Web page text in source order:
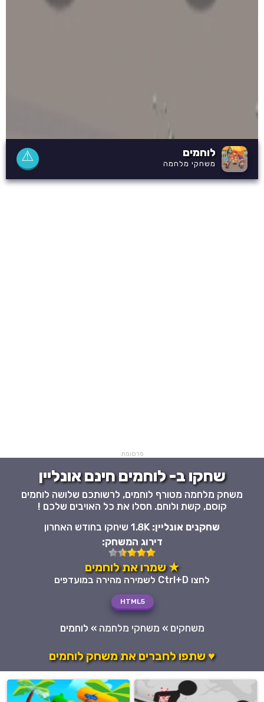
לוחמים
משחקי מלחמה ⚠
פרסומת
שחקו ב- לוחמים חינם אונליין
משחק מלחמה מטורף לוחמים, לרשותכם שלושה לוחמים
קוסם, קשת ולוחם. חסלו את כל האויבים שלכם !
שחקנים אונליין: 1.8K שיחקו בחודש האחרון
דירוג המשחק:
★ שמרו את לוחמים
לחצו Ctrl+D לשמירה מהירה במועדפים
HTML5
משחקים » משחקי מלחמה » לוחמים
♥ שתפו לחברים את משחק לוחמים